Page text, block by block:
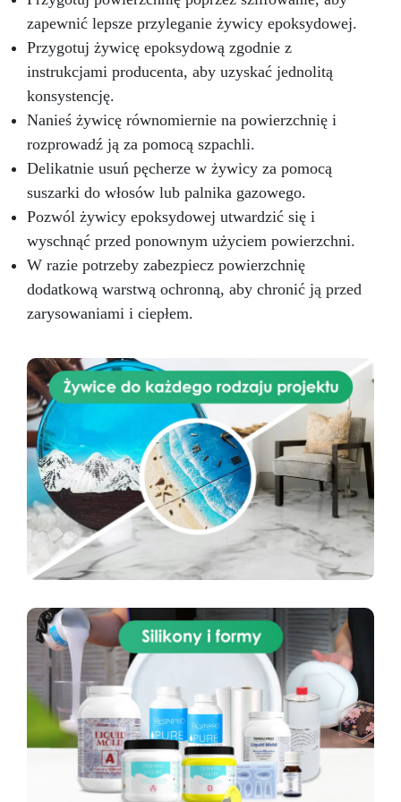
począwszy od delikatnych żyłek po dynamiczne
fale, tworząc unikalną i przytulną atmosferę.
Zestaw efektu bursztynowego onyksu nie tylko
będzie piękny, ale także praktyczny.
Wykończona powierzchnia jest niesamowicie
odporna na plamy, zadrapania i ciepło, co czyni
ją idealnym wyborem do najbardziej
uczęszczanych miejsc w domu. Czyszczenie i
pielęgnacja nowego blatu będzie dziecinnie
proste, pozwalając Ci cieszyć się pięknem
Twojej przestrzeni bez obaw. Nie zadowalaj się
zwykłym, gdy możesz mieć coś niezwykłego.
Wybierz nasz zestaw efektu bursztynowego
onyksu z żywicą epoksydową i rozpocznij dziś
przekształcanie swojego domu w arcydzieło
designu. Twoja kuchnia lub łazienka będzie
przedmiotem zazdrości przez wszystkich, będą
doskonale się łączą. Doświadcz niezrównanej
transformacji i daj się inspirować codziennie
elegancji bursztynowego onyksu.
zapewnić lepsze przyleganie żywicy epoksydowej.
Przygotuj żywicę epoksydową zgodnie z
instrukcjami producenta, aby uzyskać jednolitą
konsystencję.
Nanieś żywicę równomiernie na powierzchnię i
rozprowadź ją za pomocą szpachli.
Delikatnie usuń pęcherze w żywicy za pomocą
suszarki do włosów lub palnika gazowego.
Pozwól żywicy epoksydowej utwardzić się i
wyschnąć przed ponownym użyciem powierzchni.
W razie potrzeby zabezpiecz powierzchnię
dodatkową warstwą ochronną, aby chronić ją przed
zarysowaniami i ciepłem.